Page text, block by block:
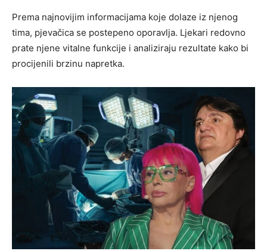
Prema najnovijim informacijama koje dolaze iz njenog
tima, pjevačica se postepeno oporavlja. Ljekari redovno
prate njene vitalne funkcije i analiziraju rezultate kako bi
procijenili brzinu napretka.